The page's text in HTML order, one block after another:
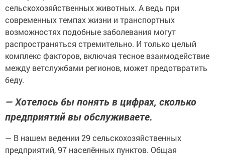
сельскохозяйственных животных. А ведь при
современных темпах жизни и транспортных
возможностях подобные заболевания могут
распространяться стремительно. И только целый
комплекс факторов, включая тесное взаимодействие
между ветслужбами регионов, может предотвратить
беду.
— Хотелось бы понять в цифрах, сколько
предприятий вы обслуживаете.
— В нашем ведении 29 сельскохозяйственных
предприятий, 97 населённых пунктов. Общая